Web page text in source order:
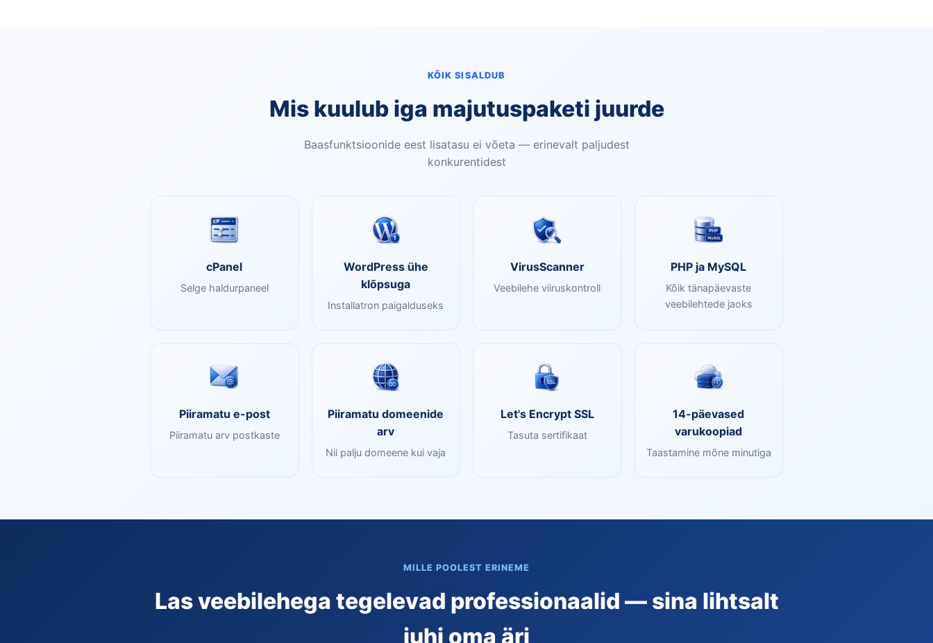
KÕIK SISALDUB
Mis kuulub iga majutuspaketi juurde
Baasfunktsioonide eest lisatasu ei võeta — erinevalt paljudest
konkurentidest
cPanel
Selge haldurpaneel
WordPress ühe
klõpsuga
Installatron paigalduseks
VirusScanner
Veebilehe viiruskontroll
PHP ja MySQL
Kõik tänapäevaste
veebilehtede jaoks
Piiramatu e-post
Piiramatu arv postkaste
Piiramatu domeenide
arv
Nii palju domeene kui vaja
Let's Encrypt SSL
Tasuta sertifikaat
14-päevased
varukoopiad
Taastamine mõne minutiga
MILLE POOLEST ERINEME
Las veebilehega tegelevad professionaalid — sina lihtsalt
juhi oma äri